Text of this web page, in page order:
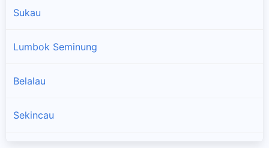
Sukau
Lumbok Seminung
Belalau
Sekincau